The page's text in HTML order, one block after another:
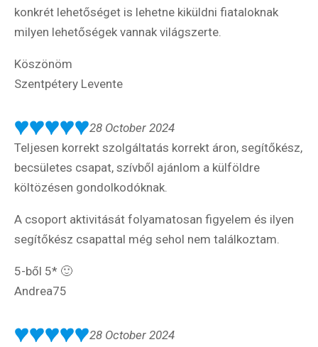
konkrét lehetőséget is lehetne kiküldni fiataloknak
milyen lehetőségek vannak világszerte.
Köszönöm
Szentpétery Levente
28 October 2024
Teljesen korrekt szolgáltatás korrekt áron, segítőkész,
becsületes csapat, szívből ajánlom a külföldre
költözésen gondolkodóknak.
A csoport aktivitását folyamatosan figyelem és ilyen
segítőkész csapattal még sehol nem találkoztam.
5-ből 5* 🙂
Andrea75
28 October 2024